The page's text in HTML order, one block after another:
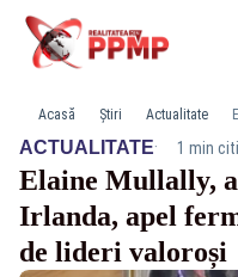
Acasă Știri Actualitate
ACTUALITATE· 1 min
Elaine Mullally,
Irlanda, apel
de lideri valoroși